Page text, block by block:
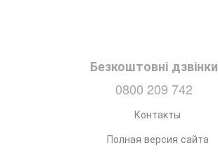
Безкоштовні дзвінки
0800 209 742
Контакты
Полная версия сайта